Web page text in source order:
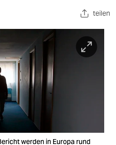
teilen
werden in Europa rund